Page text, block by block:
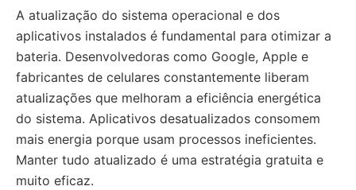
A atualização do sistema operacional e dos
aplicativos instalados é fundamental para otimizar a
bateria. Desenvolvedoras como Google, Apple e
fabricantes de celulares constantemente liberam
atualizações que melhoram a eficiência energética
do sistema. Aplicativos desatualizados consomem
mais energia porque usam processos ineficientes.
Manter tudo atualizado é uma estratégia gratuita e
muito eficaz.